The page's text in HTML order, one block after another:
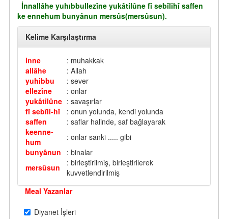
İnnallâhe yuhıbbullezîne yukâtilûne fî sebîlihî saffen
ke ennehum bunyânun mersûs(mersûsun).
Kelime Karşılaştırma
inne
: muhakkak
allâhe
: Allah
yuhibbu
: sever
ellezîne
: onlar
yukâtilûne : savaşırlar
fî sebîli-hî
: onun yolunda, kendi yolunda
saffen
: saflar halinde, saf bağlayarak
keenne-
hum
: onlar sanki ..... gibi
bunyânun
: binalar
mersûsun
: birleştirilmiş, birleştirilerek
kuvvetlendirilmiş
Meal Yazanlar
Diyanet İşleri